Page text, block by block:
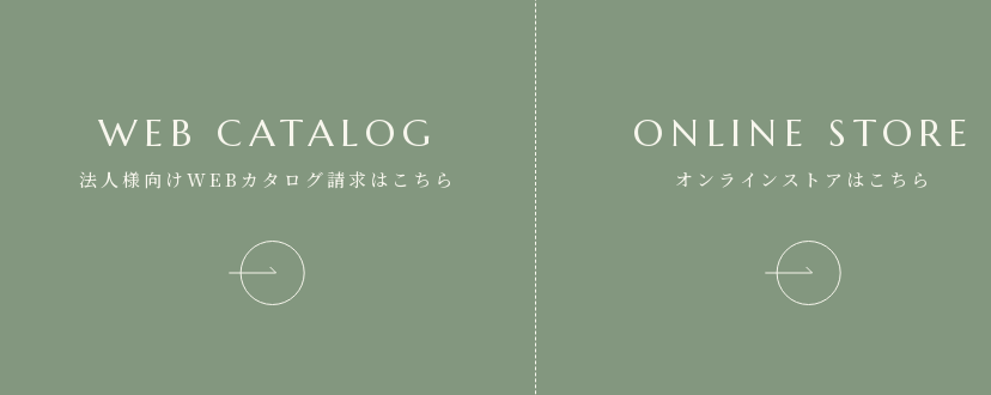
WEB CATALOG
法人様向けWEBカタログ請求はこちら
ONLINE STORE
オンラインストアはこちら